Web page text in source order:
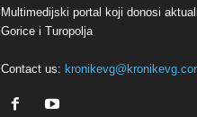
Multimedijski portal koji donosi
Gorice i Turopolja
Contact us: